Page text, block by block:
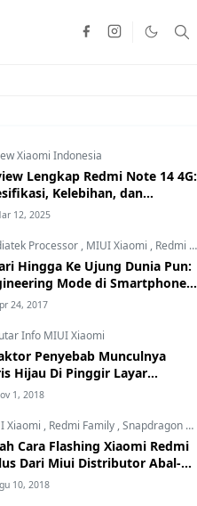
Xiaomi Indonesia
Lengkap Redmi Note 14 4G:
Kelebihan, dan
12, 2025
Processor , MIUI Xiaomi , Redmi Family
Hingga Ke Ujung Dunia Pun:
Mode di Smartphone
Kamu Hilang? Ini Tutorial
Mengembalikannya
24, 2017
Info MIUI Xiaomi
Penyebab Munculnya
Hijau Di Pinggir Layar
Xiaomi: Kamu yang
1, 2018
Xiaomi , Redmi Family ,Snapdragon Processor
Cara Flashing Xiaomi Redmi
Dari Miui Distributor Abal-
ke Offcial Tanpa Test Point
Tanpa Unlock Bootloader
10, 2018